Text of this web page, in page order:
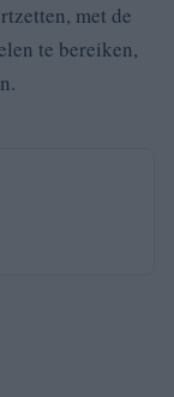
met de
te bereiken,